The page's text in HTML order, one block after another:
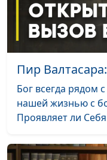
Христианский
честности, или Как
лицемером
для настоящих
Старость в радость,
старых людей
Пир
Бог всегда рядом
нашей жизнью с
Проявляет ли